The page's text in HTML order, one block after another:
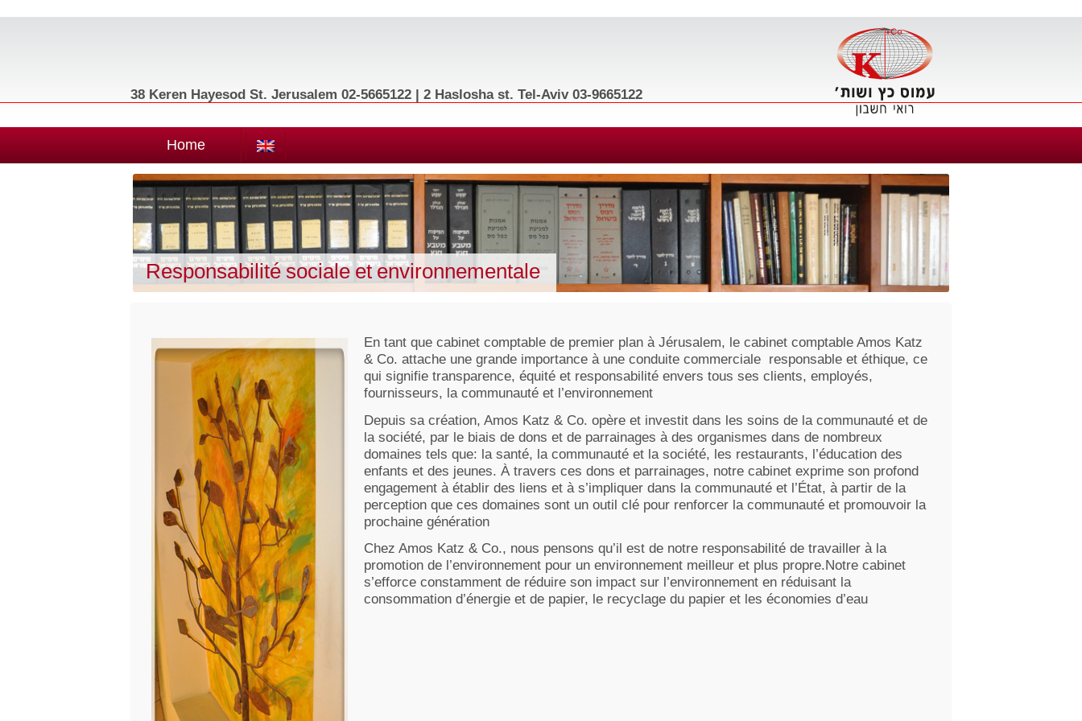
38 Keren Hayesod St. Jerusalem 02-5665122 | 2 Haslosha st. Tel-Aviv 03-9665122
Home
Responsabilité sociale et environnementale
En tant que cabinet comptable de premier plan à Jérusalem, le cabinet comptable Amos Katz
& Co. attache une grande importance à une conduite commerciale responsable et éthique, ce
qui signifie transparence, équité et responsabilité envers tous ses clients, employés,
fournisseurs, la communauté et l’environnement
Depuis sa création, Amos Katz & Co. opère et investit dans les soins de la communauté et de
la société, par le biais de dons et de parrainages à des organismes dans de nombreux
domaines tels que: la santé, la communauté et la société, les restaurants, l’éducation des
enfants et des jeunes. À travers ces dons et parrainages, notre cabinet exprime son profond
engagement à établir des liens et à s’impliquer dans la communauté et l’État, à partir de la
perception que ces domaines sont un outil clé pour renforcer la communauté et promouvoir la
prochaine génération
Chez Amos Katz & Co., nous pensons qu’il est de notre responsabilité de travailler à la
promotion de l’environnement pour un environnement meilleur et plus propre.Notre cabinet
s’efforce constamment de réduire son impact sur l’environnement en réduisant la
consommation d’énergie et de papier, le recyclage du papier et les économies d’eau